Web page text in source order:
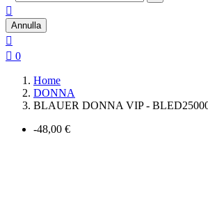

Annulla

 0
Home
DONNA
BLAUER DONNA VIP -
-48,00 €